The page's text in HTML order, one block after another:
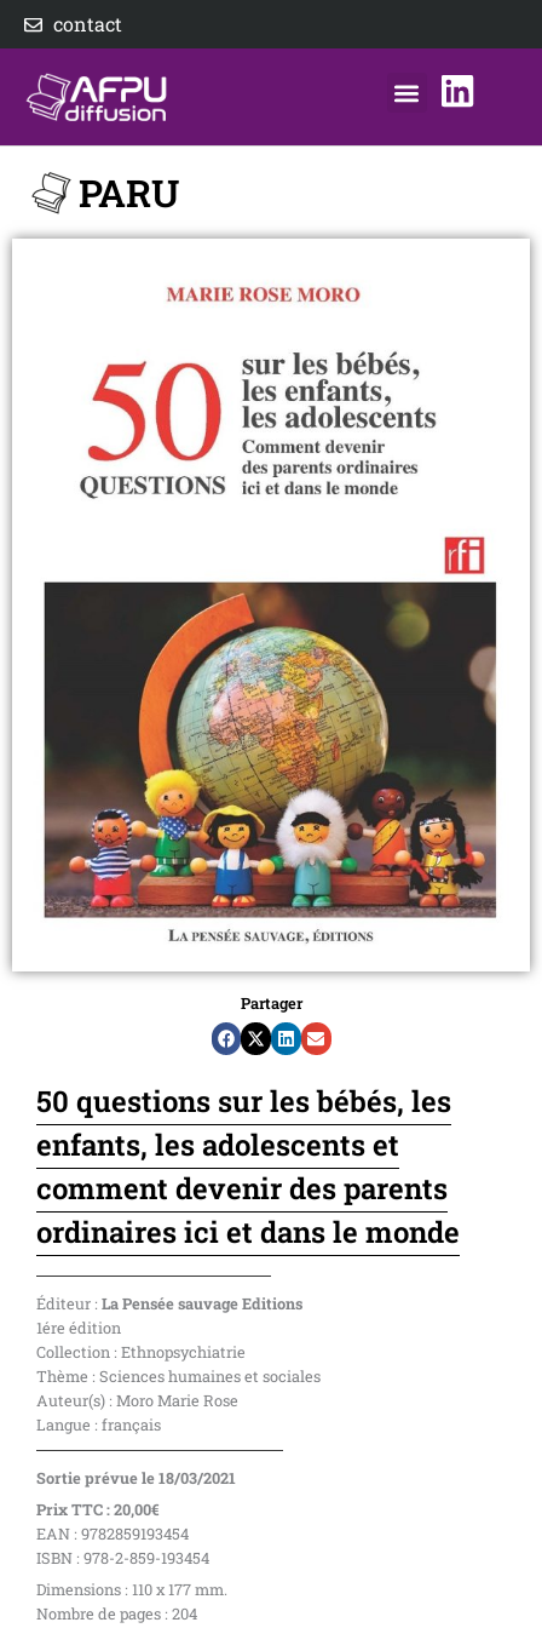
contact
PARU
Partager
50 questions sur les bébés, les
enfants, les adolescents et
comment devenir des parents
ordinaires ici et dans le monde
Éditeur : La Pensée sauvage Editions
1ére édition
Collection : Ethnopsychiatrie
Thème : Sciences humaines et sociales
Auteur(s) : Moro Marie Rose
Langue : français
Sortie prévue le 18/03/2021
Prix TTC : 20,00€
EAN : 9782859193454
ISBN : 978-2-859-193454
Dimensions : 110 x 177 mm.
Nombre de pages : 204